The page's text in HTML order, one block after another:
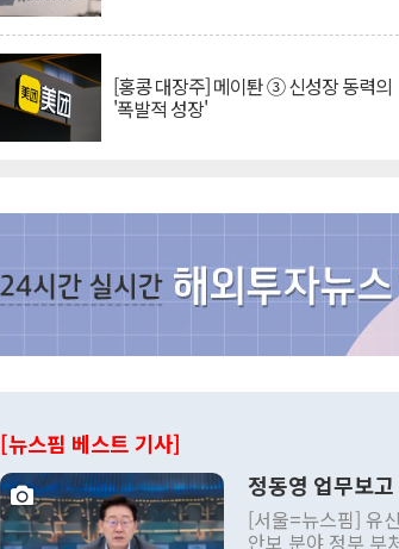
[홍콩 대장주] 메이퇀 ③ 신성장 동력의
'폭발적 성장'
[뉴스핌 베스트 기사]
정동영 업무보
[서울=뉴스핌] 유
안보 분야 정부 부